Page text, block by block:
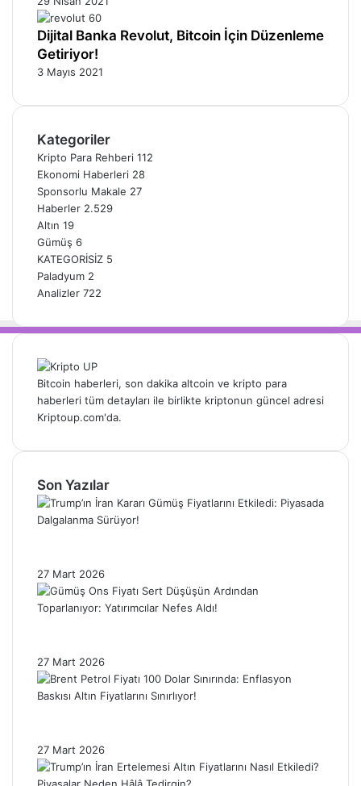
Dijital Banka Revolut, Bitcoin İçin Düzenleme
Getiriyor!
3 Mayıs 2021
Kategoriler
Kripto Para Rehberi 112
Ekonomi Haberleri 28
Sponsorlu Makale 27
Haberler 2.529
Altın 19
Gümüş 6
KATEGORİSİZ 5
Paladyum 2
Analizler 722
Bitcoin haberleri, son dakika altcoin ve kripto para
haberleri tüm detayları ile birlikte kriptonun güncel adresi
Kriptoup.com'da.
Son Yazılar
27 Mart 2026
27 Mart 2026
27 Mart 2026